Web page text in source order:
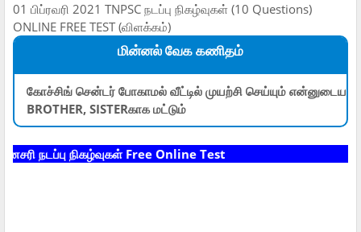
01 பிப்ரவரி 2021 TNPSC நடப்பு நிகழ்வுகள் (10 Questions)
ONLINE FREE TEST (விளக்கம்)
மின்னல் வேக கணிதம்
கோச்சிங் சென்டர் போகாமல் வீட்டில் முயற்சி செய்யும் என்னுடைய
BROTHER, SISTERகாக மட்டும்
நடப்பு நிகழ்வுகள் Free Online Test